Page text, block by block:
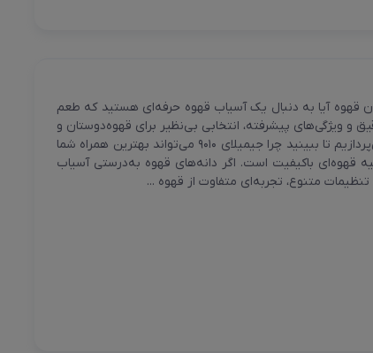
و طراحی حرفه‌ای برای عاشقان قهوه آیا به دنبال یک آسیاب قهوه حرفه‌ای هستید که طعم
قهوه جیمیلای ۹۰۱۰ با طراحی مدرن، عملکرد دقیق و ویژگی‌های پیشرفته، انتخابی بی‌نظیر برای قهوه‌دوستان و
صاحبان کافه‌های کوچک است. در این مقاله، به بررسی ویژگی‌ها، مزایا و دلایل برتری این دستگاه می‌پردازیم تا ببینید چرا جیمیلای ۹۰۱۰ می‌تواند بهترین همراه شما
مهم‌ترین ابزارها برای تهیه قهوه‌ای باکیفیت است. اگر دانه‌های قهوه به‌درستی آسیاب